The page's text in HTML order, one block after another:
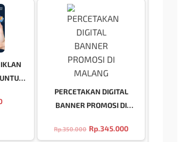
PERCETAKAN DIGITAL
BANNER PROMOSI DI
Rp.350.000 Rp.345.000